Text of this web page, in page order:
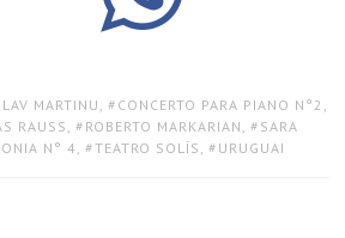
MARTINU , CONCERTO PARA PIANO N°2 ,
RAUSS, ROBERTO MARKARIAN , SARA
N° 4, TEATRO SOLÍS , URUGUAI